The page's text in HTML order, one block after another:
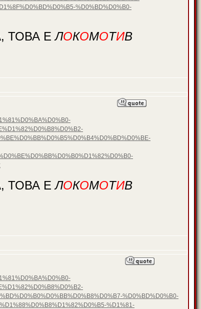
%D0%BD%D0%B0-
ТОВА ЕЛОКОМОТИВ
ТОВА ЕЛОКОМОТИВ
%D0%BD%D0%B0-
%D1%81-